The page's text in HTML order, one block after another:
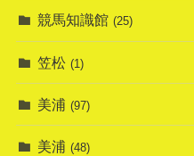
競馬知識館 (25)
笠松 (1)
美浦 (97)
美浦 (48)